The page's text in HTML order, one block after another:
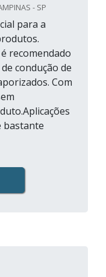
- SP
para a
recomendado
condução de
Com
bastante